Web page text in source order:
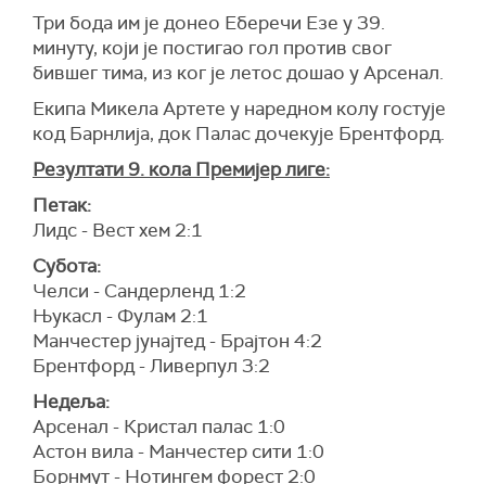
Три бода им је донео Еберечи Езе у 39.
минуту, који је постигао гол против свог
бившег тима, из ког је летос дошао у Арсенал.
Екипа Микела Артете у наредном колу гостује
код Барнлија, док Палас дочекује Брентфорд.
Резултати 9. кола Премијер лиге:
Петак:
Лидс - Вест хем 2:1
Субота:
Челси - Сандерленд 1:2
Њукасл - Фулам 2:1
Манчестер јунајтед - Брајтон 4:2
Брентфорд - Ливерпул 3:2
Недеља:
Арсенал - Кристал палас 1:0
Астон вила - Манчестер сити 1:0
Борнмут - Нотингем форест 2:0